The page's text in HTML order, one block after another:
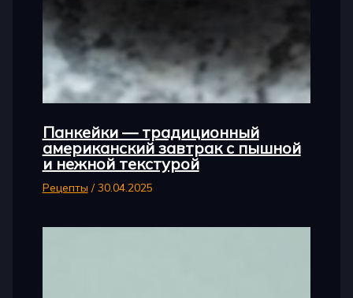
Панкейки — традиционный
американский завтрак с пышной
и нежной текстурой
Рецепты /30.04.2025